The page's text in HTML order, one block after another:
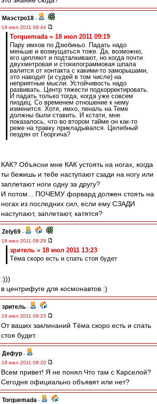
Маэстро18 -
18 июл 2011 08:44
Torquemada » 18 июл 2011 09:19
Пару имхов по Дзюбиньо. Падать надо
меньше и возмущаться тоже. Да, возможно,
его цепляют и подталкивают, но когда почти
двухметровая и стокилограммовая шпала
валится от контакта с какими-то заморышами,
это наводит (и судей в том числе) на
неприятные мысли. Устойчивость надо
развивать. Центр тяжести подкорректировать.
И падать только тогда, когда уже совсем
пиздец. Со временем отношение к нему
изменится. Хотя, имхо, пеналь на Теме
должны были ставить. И кстати, мне
показалось, что во втором тайме он как-то
реже на травку прикладывался. Целебный
пездян от Георгича?
КАК? Объясни мне КАК устоять на ногах, когда
ты бежишь и тебе наступают сзади на ногу или
заплетают ноги одну за другу?
И потом... ПОЧЕМУ форвард должен стоять на
ногах из последних сил, если ему СЗАДИ
наступают, заплетают, катятся?
Zely69 -
18 июл 2011 08:29
зpитель » 18 июл 2011 13:23
Тёма скоро есть и спать стоя будет
:)))
в центрифуге для космонавтов :)
зpитель -
18 июл 2011 08:23
От ваших заклинаний Тёма скоро есть и спать
стоя будет.
Дефур -
18 июл 2011 08:20
Всем привет! Я не понял.Что там с Карселой?
Сегодня официально объявят или нет?
Torquemada -